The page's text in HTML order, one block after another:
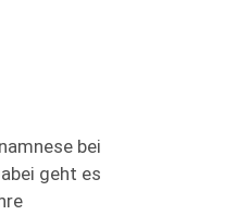
bei
geht es